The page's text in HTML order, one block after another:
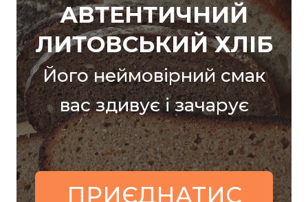
АВТЕНТИЧНИЙ
ЛИТОВСЬКИЙ ХЛІБ
Його неймовірний смак
вас здивує і зачарує
ПРИЄДНАТИС